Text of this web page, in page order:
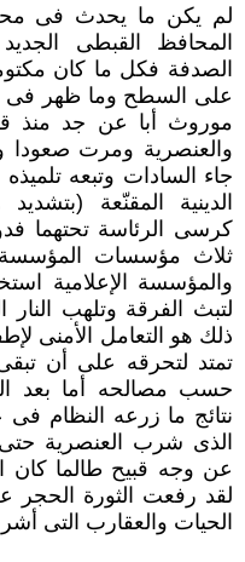
لم يكن ما يحدث فى
المحافظ القبطى
الصدفة فكل ما كان
على السطح وما ظهر فى
موروث أبا عن جد منذ
والعنصرية ومرت
جاء السادات وتبعه
الدينية المقنّعة
كرسى الرئاسة تحتهما
ثلاث مؤسسات المؤسسة
والمؤسسة الإعلامية
لتبث الفرقة وتلهب النار
ذلك هو التعامل الأمنى
تمتد لتحرقه على أن
حسب مصالحه أما بعد
نتائج ما زرعه النظام
الذى شرب العنصرية
عن وجه قبيح طالما كان
لقد رفعت الثورة الحجر
الحيات والعقارب التى